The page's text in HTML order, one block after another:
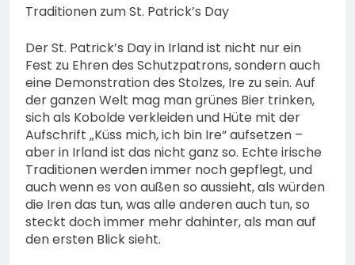
Traditionen zum St. Patrick’s Day
Der St. Patrick’s Day in Irland ist nicht nur ein
Fest zu Ehren des Schutzpatrons, sondern auch
eine Demonstration des Stolzes, Ire zu sein. Auf
der ganzen Welt mag man grünes Bier trinken,
sich als Kobolde verkleiden und Hüte mit der
Aufschrift „Küss mich, ich bin Ire“ aufsetzen –
aber in Irland ist das nicht ganz so. Echte irische
Traditionen werden immer noch gepflegt, und
auch wenn es von außen so aussieht, als würden
die Iren das tun, was alle anderen auch tun, so
steckt doch immer mehr dahinter, als man auf
den ersten Blick sieht.